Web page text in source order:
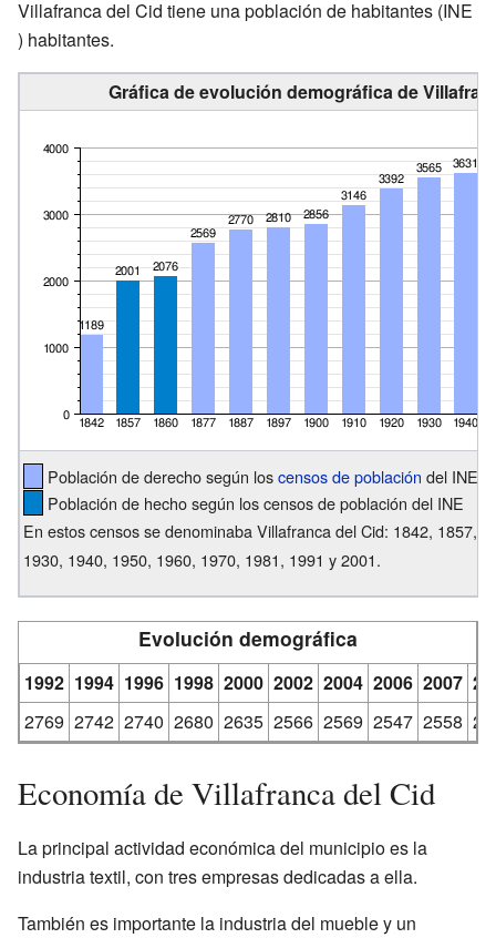
Villafranca del Cid tiene una población de habitantes (INE
) habitantes.
Gráfica de evolución demográfica de
Población de derecho según loscensos de población del INE
Población de hecho según los censos de población del INE
En estos censos se denominaba Villafranca del Cid: 1842, 1857,
1930, 1940, 1950, 1960, 1970, 1981, 1991 y 2001.
Evolución demográfica
1992 1994 1996 1998 2000 2002 2004 2006 2007
2769 2742 2740 2680 2635 2566 2569 2547 2558
Economía de Villafranca del Cid
La principal actividad económica del municipio es la
industria textil, con tres empresas dedicadas a ella.
También es importante la industria del mueble y un